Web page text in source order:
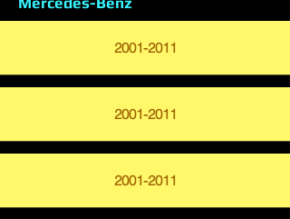
2001-2011
2001-2011
2001-2011